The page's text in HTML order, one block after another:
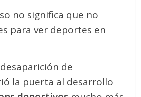
no significa que no
para ver deportes en
de
la puerta al desarrollo